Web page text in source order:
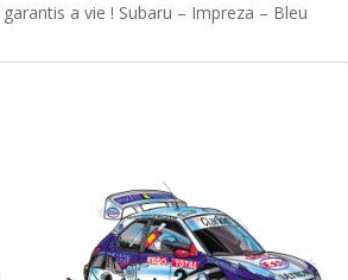
a vie ! Subaru – Impreza – Bleu